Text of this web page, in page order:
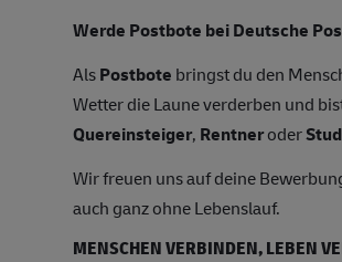
Werde Postbote bei Deutsche
AlsPostbote bringst du den
Wetter die Laune verderben und
Quereinsteiger, Rentneroder
Wir freuen uns auf deine
auch ganz ohne Lebenslauf.
MENSCHEN VERBINDEN, LEBEN